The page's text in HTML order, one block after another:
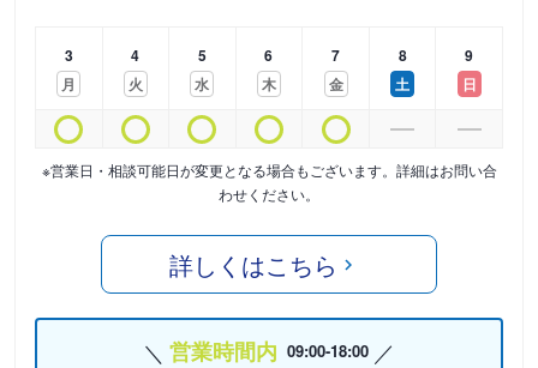
3
月
4
火
5
水
6
木
7
金
8
土
9
日
※営業日・相談可能日が変更となる場合もございます。詳細はお問い合
わせください。
詳しくはこちら
営業時間内 09:00-18:00